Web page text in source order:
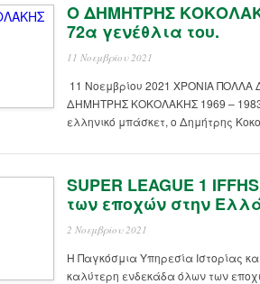
Ο ΔΗΜΗΤΡΗΣ
72α γενέθλια του.
11 Νοεμβρίου 2021
11 Νοεμβρίου 2021 ΧΡΟΝΙΑ
ΔΗΜΗΤΡΗΣ ΚΟΚΟΛΑΚΗΣ 1969 –
ελληνικό μπάσκετ, ο Δημήτρης
SUPER LEAGUE 1
των εποχών στην
2 Νοεμβρίου 2021
Η Παγκόσμια Υπηρεσία Ιστορίας
καλύτερη ενδεκάδα όλων των